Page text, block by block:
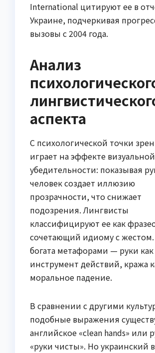
International цитируют ее в
Украине, подчеркивая
вызовы с 2004 года.
Анализ
аспекта
С психологической точки
играет на эффекте визуальной
убедительности: показывая
человек создает иллюзию
прозрачности, что снижает
подозрения. Лингвисты
классифицируют ее как
сочетающий идиому с
богата метафорами — руки как
инструмент действий, кража
моральное падение.
В сравнении с другими
подобные выражения
английское «clean hands» или
«руки чисты». Но украинский